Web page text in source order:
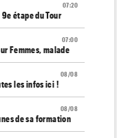
07:20
étape du Tour
07:00
Femmes, malade
08/08
les infos ici !
08/08
de sa formation